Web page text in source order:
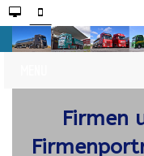
Firmen